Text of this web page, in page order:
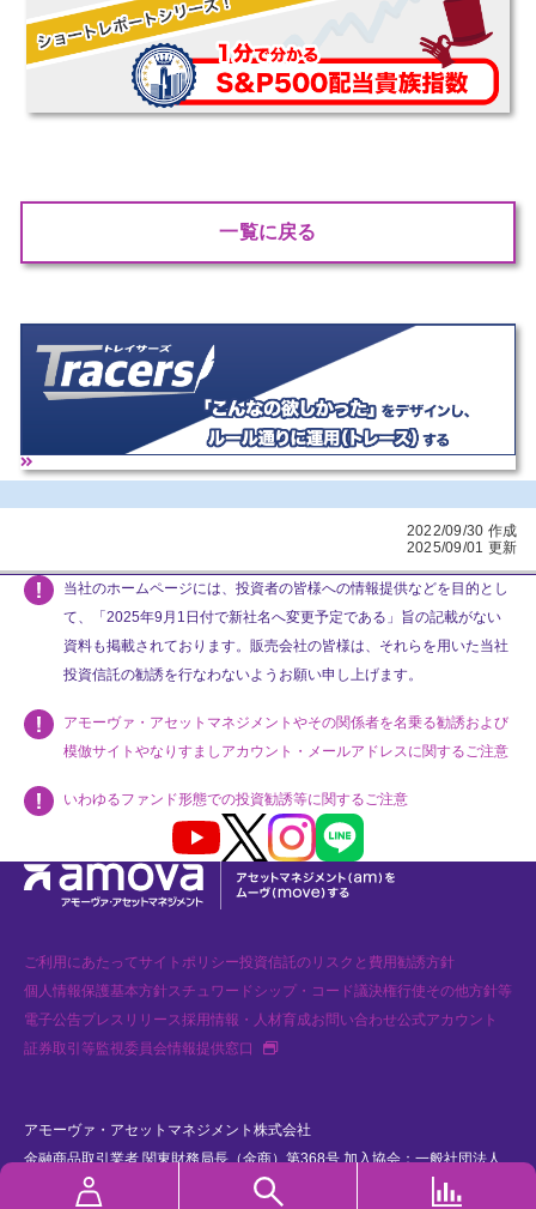
一覧に戻る
2022/09/30 作成
2025/09/01 更新
当社のホームページには、投資者の皆様への情報提供などを目的とし
て、「2025年9月1日付で新社名へ変更予定である」旨の記載がない
資料も掲載されております。販売会社の皆様は、それらを用いた当社
投資信託の勧誘を行なわないようお願い申し上げます。
アモーヴァ・アセットマネジメントやその関係者を名乗る勧誘および
模倣サイトやなりすましアカウント・メールアドレスに関するご注意
いわゆるファンド形態での投資勧誘等に関するご注意
Youtube X InstagramLINE
ご利用にあたってサイトポリシー投資信託のリスクと費用勧誘方針
個人情報保護基本方針スチュワードシップ・コード議決権行使その他方針等
電子公告プレスリリース採用情報・人材育成お問い合わせ公式アカウント
証券取引等監視委員会情報提供窓口
新
く
アモーヴァ・アセットマネジメント株式会社
金融商品取引業者 関東財務局長（金商）第368号 加入協会：一般社団法人
資産運用業協会、一般社団法人 第二種金融商品取引業協会